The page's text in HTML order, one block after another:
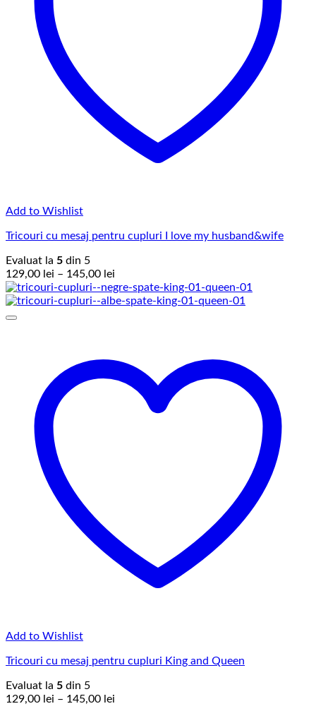
Add to Wishlist
Tricouri cu mesaj pentru cupluri I love my husband&wife
Evaluat la 5 din 5
129,00 lei – 145,00 lei
de
prețuri:
Add to Wishlist
Tricouri cu mesaj pentru cupluri King and Queen
Evaluat la 5 din 5
129,00 lei – 145,00 lei